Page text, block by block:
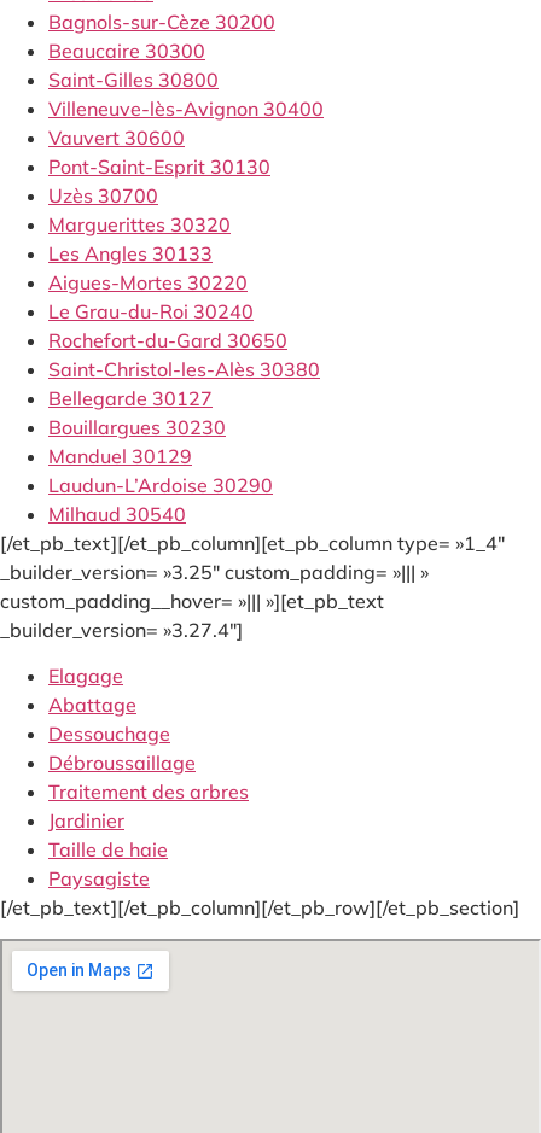
Bagnols-sur-Cèze 30200
Beaucaire 30300
Saint-Gilles 30800
Villeneuve-lès-Avignon 30400
Vauvert 30600
Pont-Saint-Esprit 30130
Uzès 30700
Marguerittes 30320
Les Angles 30133
Aigues-Mortes 30220
Le Grau-du-Roi 30240
Rochefort-du-Gard 30650
Saint-Christol-les-Alès 30380
Bellegarde 30127
Bouillargues 30230
Manduel 30129
Laudun-L’Ardoise 30290
Milhaud 30540
[/et_pb_text][/et_pb_column][et_pb_column type= »1_4″
_builder_version= »3.25″ custom_padding= »||| »
custom_padding__hover= »||| »][et_pb_text
_builder_version= »3.27.4″]
Elagage
Abattage
Dessouchage
Débroussaillage
Traitement des arbres
Jardinier
Taille de haie
Paysagiste
[/et_pb_text][/et_pb_column][/et_pb_row][/et_pb_section]